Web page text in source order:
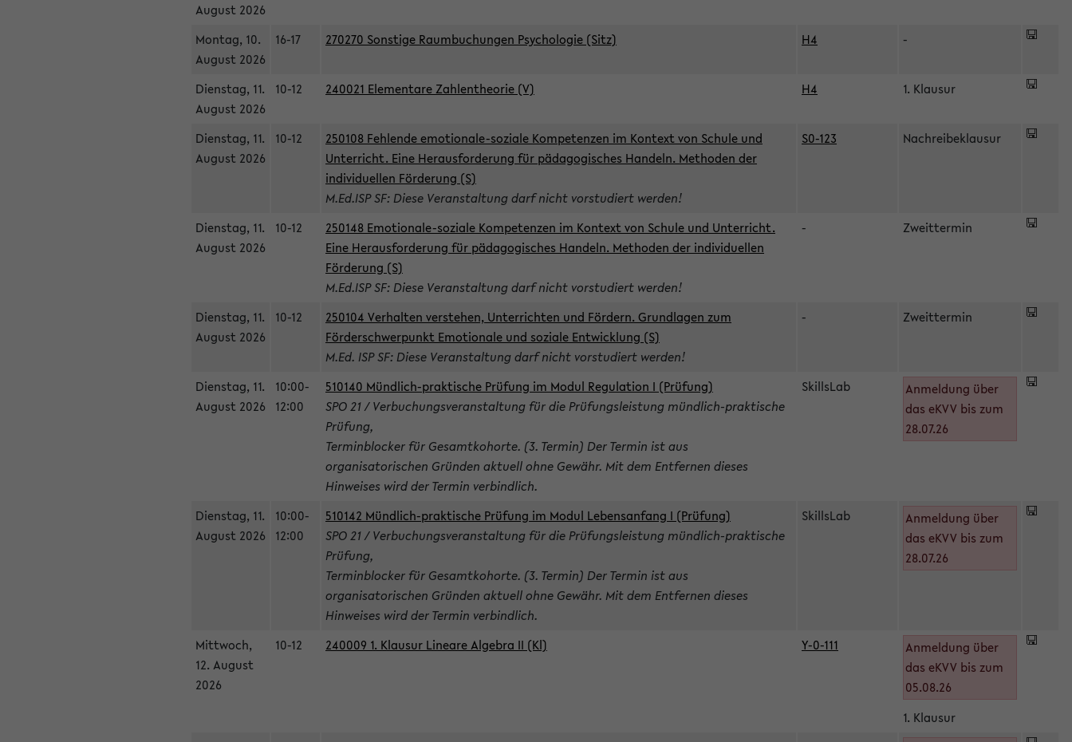
August 2026
Montag, 10.
August 2026
16-17 270270 Sonstige Raumbuchungen Psychologie (Sitz) H4 -
Dienstag, 11.
August 2026
10-12 240021 Elementare Zahlentheorie (V) H4 1. Klausur
Dienstag, 11.
August 2026
10-12
250108 Fehlende emotionale-soziale Kompetenzen im Kontext von Schule und
Unterricht. Eine Herausforderung für pädagogisches Handeln. Methoden der
individuellen Förderung (S)
M.Ed.ISP SF: Diese Veranstaltung darf nicht vorstudiert werden!
S0-123 Nachreibeklausur
Dienstag, 11.
August 2026
10-12
250148 Emotionale-soziale Kompetenzen im Kontext von Schule und Unterricht.
Eine Herausforderung für pädagogisches Handeln. Methoden der individuellen
Förderung (S)
M.Ed.ISP SF: Diese Veranstaltung darf nicht vorstudiert werden!
- Zweittermin
Dienstag, 11.
August 2026
10-12
250104 Verhalten verstehen, Unterrichten und Fördern. Grundlagen zum
Förderschwerpunkt Emotionale und soziale Entwicklung (S)
M.Ed. ISP SF: Diese Veranstaltung darf nicht vorstudiert werden!
- Zweittermin
Dienstag, 11.
August 2026
10:00-
12:00
510140 Mündlich-praktische Prüfung im Modul Regulation I (Prüfung)
SPO 21 / Verbuchungsveranstaltung für die Prüfungsleistung mündlich-praktische
Prüfung,
Terminblocker für Gesamtkohorte. (3. Termin) Der Termin ist aus
organisatorischen Gründen aktuell ohne Gewähr. Mit dem Entfernen dieses
Hinweises wird der Termin verbindlich.
SkillsLab
Anmeldung über
das eKVV bis zum
28.07.26
Dienstag, 11.
August 2026
10:00-
12:00
510142 Mündlich-praktische Prüfung im Modul Lebensanfang I (Prüfung)
SPO 21 / Verbuchungsveranstaltung für die Prüfungsleistung mündlich-praktische
Prüfung,
Terminblocker für Gesamtkohorte. (3. Termin) Der Termin ist aus
organisatorischen Gründen aktuell ohne Gewähr. Mit dem Entfernen dieses
Hinweises wird der Termin verbindlich.
SkillsLab
Anmeldung über
das eKVV bis zum
28.07.26
Mittwoch,
12. August
2026
10-12 240009 1. Klausur Lineare Algebra II (Kl) Y-0-111
Anmeldung über
das eKVV bis zum
05.08.26
1. Klausur